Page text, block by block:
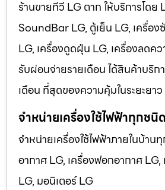
ร้านขายทีวี LG ตาก ให้บริการโดย
SoundBar LG, ตู้เย็น LG, เครื่อง
LG, เครื่องดูดฝุ่น LG, เครื่องลด
รับผ่อนจ่ายรายเดือน ได้สินค้าบริ
เดือน ที่สุดของความคุ้มในระยะยา
จำหน่ายเครื่องใช้ไฟฟ้าทุกชนิด
จำหน่ายเครื่องใช้ไฟฟ้าภายในบ้า
อากาศ LG, เครื่องฟอกอากาศ
LG, มอนิเตอร์ LG